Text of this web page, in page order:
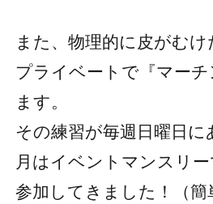
また、物理的に皮がむ
プライベートで『マー
ます。
その練習が毎週日曜日
月はイベントマンスリ
参加してきました！（簡